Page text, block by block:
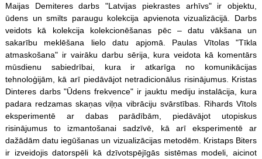
Maijas Demiteres darbs "Latvijas piekrastes arhīvs" ir objektu,
ūdens un smilts paraugu kolekcija apvienota vizualizācijā. Darbs
veidots kā kolekcija kolekcionēšanas pēc – datu vākšana un
sakarību meklēšana lielo datu apjomā. Paulas Vītolas "Tīkla
atmaskošana" ir vairāku darbu sērija, kura veidota kā komentārs
mūsdienu sabiedrībai, kura ir atkarīga no komunikācijas
tehnoloģijām, kā arī piedāvājot netradicionālus risinājumus. Kristas
Dinteres darbs "Ūdens frekvence" ir jauktu mediju instalācija, kura
padara redzamas skaņas viļņa vibrāciju svārstības. Rihards Vītols
eksperimentē ar dabas parādībām, piedāvājot utopiskus
risinājumus to izmantošanai sadzīvē, kā arī eksperimentē ar
dažādām datu iegūšanas un vizualizācijas metodēm. Kristaps Biters
ir izveidojis datorspēli kā dzīvotspējīgās sistēmas modeli, aicinot